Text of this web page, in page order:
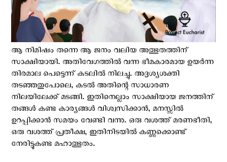
ആ നിമിഷം തന്നെ ആ ജനം വലിയ അത്ഭുതത്തിന്
സാക്ഷിയായി. അതിവേഗത്തില്‍ വന്ന ഭീമകാരമായ ഉയര്‍ന്ന
തിരമാല പെട്ടെന്ന് കടലില്‍ നിലച്ചു. അദൃശ്യശക്തി
തടഞ്ഞതുപോലെ, കടൽ അതിന്റെ സാധാരണ
നിലയിലേക്ക് മടങ്ങി. ഇതിനെല്ലാം സാക്ഷിയായ ജനത്തിന്
തങ്ങള്‍ കണ്ട കാര്യങ്ങള്‍ വിശ്വസിക്കാന്‍, മനസ്സില്‍
ഉറപ്പിക്കാന്‍ സമയം വേണ്ടി വന്നു. ഒരു വശത്ത് മരണഭീതി,
ഒരു വശത്ത് പ്രതീക്ഷ, ഇതിനിടയില്‍ കണ്ണുക്കൊണ്ട്
നേരിട്ടുകണ്ട മഹാത്ഭുതം.